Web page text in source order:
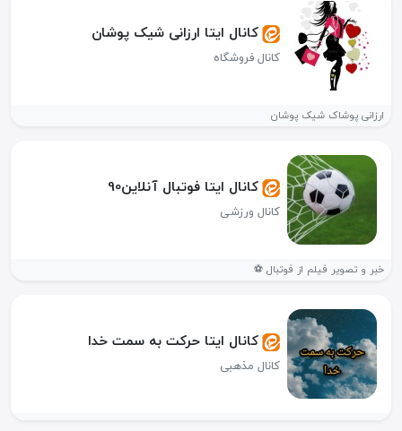
کانال ایتا ارزانی شیک پوشان
کانال فروشگاه
ارزانی پوشاک شیک پوشان
کانال ایتا فوتبال آنلاین90
کانال ورزشی
خبر و تصویر فیلم از فوتبال ⚽️
کانال ایتا حرکت به سمت خدا
کانال مذهبی